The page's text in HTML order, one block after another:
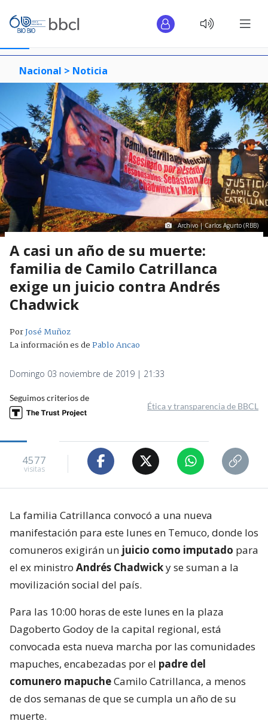
Nacional > Noticia
Archivo | Carlos Agurto (RBB)
A casi un año de su muerte:
familia de Camilo Catrillanca
exige un juicio contra Andrés
Chadwick
PorJosé Muñoz
La información es dePablo Ancao
Domingo 03 noviembre de 2019 | 21:33
Seguimos criterios de
Ética y transparencia de BBCL
4577
visitas
La familia Catrillanca convocó a una nueva
manifestación para este lunes en Temuco, donde los
comuneros exigirán un juicio como imputado para
el ex ministro Andrés Chadwicky se suman a la
movilización social del país.
Para las 10:00 horas de este lunes en la plaza
Dagoberto Godoy de la capital regional, está
convocada esta nueva marcha por las comunidades
mapuches, encabezadas por el padre del
comunero mapucheCamilo Catrillanca, a menos
de dos semanas de que se cumpla un año de su
muerte.